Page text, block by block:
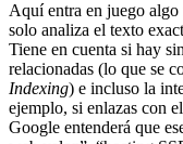
Aquí entra en juego
solo analiza el texto
Tiene en cuenta si hay
relacionadas (lo que se
Indexing) e incluso la
ejemplo, si enlazas con
Google entenderá que